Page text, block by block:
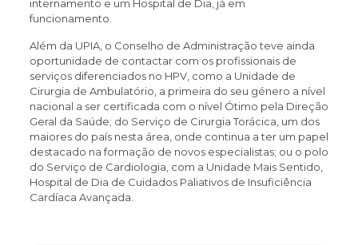
internamento e um Hospital de Dia, já em
funcionamento.
Além da UPIA, o Conselho de Administração teve ainda
oportunidade de contactar com os profissionais de
serviços diferenciados no HPV, como a Unidade de
Cirurgia de Ambulatório, a primeira do seu género a nível
nacional a ser certificada com o nível Ótimo pela Direção
Geral da Saúde; do Serviço de Cirurgia Torácica, um dos
maiores do país nesta área, onde continua a ter um papel
destacado na formação de novos especialistas; ou o polo
do Serviço de Cardiologia, com a Unidade Mais Sentido,
Hospital de Dia de Cuidados Paliativos de Insuficiência
Cardíaca Avançada.